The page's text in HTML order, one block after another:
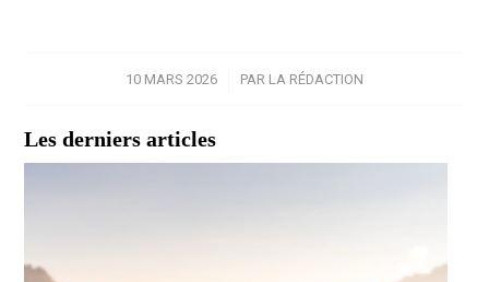
10 MARS 2026
/ PAR LA RÉDACTION
Les derniers articles